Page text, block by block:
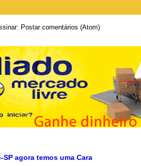
Postar comentários (Atom)
SP agora temos uma Cara